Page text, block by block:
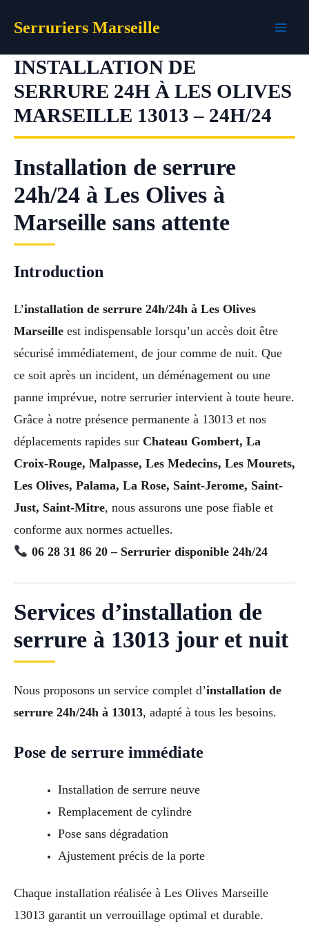
Serruriers Marseille
INSTALLATION DE
SERRURE 24H À LES OLIVES
MARSEILLE 13013 – 24H/24
Installation de serrure
24h/24 à Les Olives à
Marseille sans attente
Introduction
L’installation de serrure 24h/24h à Les Olives
Marseille est indispensable lorsqu’un accès doit être
sécurisé immédiatement, de jour comme de nuit. Que
ce soit après un incident, un déménagement ou une
panne imprévue, notre serrurier intervient à toute heure.
Grâce à notre présence permanente à 13013 et nos
déplacements rapides sur Chateau Gombert, La
Croix-Rouge, Malpasse, Les Medecins, Les Mourets,
Les Olives, Palama, La Rose, Saint-Jerome, Saint-
Just, Saint-Mitre, nous assurons une pose fiable et
conforme aux normes actuelles.
06 28 31 86 20 – Serrurier disponible 24h/24
Services d’installation de
serrure à 13013 jour et nuit
Nous proposons un service complet d’installation de
serrure 24h/24h à 13013, adapté à tous les besoins.
Pose de serrure immédiate
Installation de serrure neuve
Remplacement de cylindre
Pose sans dégradation
Ajustement précis de la porte
Chaque installation réalisée à Les Olives Marseille
13013 garantit un verrouillage optimal et durable.